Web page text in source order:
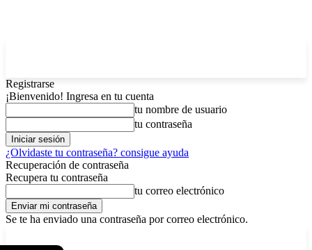
Registrarse
¡Bienvenido! Ingresa en tu cuenta
tu nombre de usuario
tu contraseña
¿Olvidaste tu contraseña? consigue ayuda
Recuperación de contraseña
Recupera tu contraseña
tu correo electrónico
Se te ha enviado una contraseña por correo electrónico.